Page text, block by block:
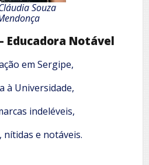
Souza
Educadora Notável
em Sergipe,
à Universidade,
indeléveis,
nítidas e notáveis.